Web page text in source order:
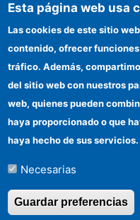
Esta página web usa
Las cookies de este sitio
contenido, ofrecer
tráfico. Además,
del sitio web con nuestros
web, quienes pueden
haya proporcionado o que
haya hecho de sus servicios.
Necesarias
Guardar preferencias